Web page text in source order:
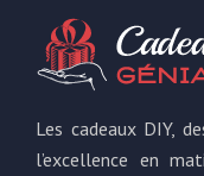
Les cadeaux DIY,
l’excellence en